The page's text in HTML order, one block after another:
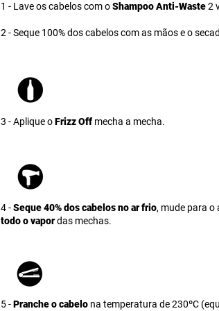
1 - Lave os cabelos com oShampoo Anti-Waste2
2 - Seque 100% dos cabelos com as mãos e o
3 - Aplique oFrizz Off mecha a mecha.
4 -Seque 40% dos cabelos no ar frio, mude para o
todo o vapordas mechas.
5 -Pranche o cabelo na temperatura de 230ºC